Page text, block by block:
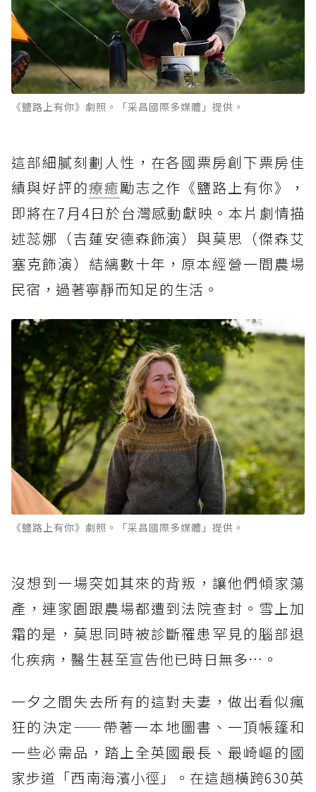
《鹽路上有你》劇照。「采昌國際多媒體」提供。
這部細膩刻劃人性，在各國票房創下票房佳
績與好評的療癒勵志之作《鹽路上有你》，
即將在7月4日於台灣感動獻映。本片劇情描
述蕊娜（吉蓮安德森飾演）與莫思（傑森艾
塞克飾演）結縭數十年，原本經營一間農場
民宿，過著寧靜而知足的生活。
《鹽路上有你》劇照。「采昌國際多媒體」提供。
沒想到一場突如其來的背叛，讓他們傾家蕩
產，連家園跟農場都遭到法院查封。雪上加
霜的是，莫思同時被診斷罹患罕見的腦部退
化疾病，醫生甚至宣告他已時日無多…。
一夕之間失去所有的這對夫妻，做出看似瘋
狂的決定——帶著一本地圖書、一頂帳篷和
一些必需品，踏上全英國最長、最崎嶇的國
家步道「西南海濱小徑」。在這趟橫跨630英